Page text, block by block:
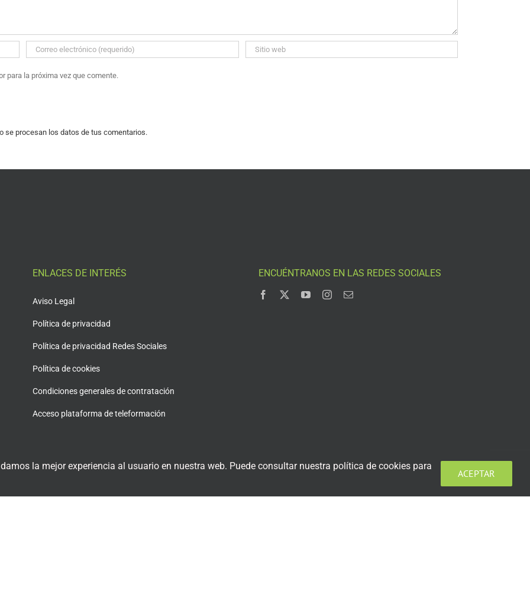
para la próxima vez que comente.
se procesan los datos de tus comentarios.
ENLACES DE INTERÉS
Aviso Legal
Política de privacidad
Política de privacidad Redes Sociales
Política de cookies
Condiciones generales de contratación
Acceso plataforma de teleformación
ENCUÉNTRANOS EN LAS REDES SOCIALES
la mejor experiencia al usuario en nuestra web. Puede consultar nuestra política de cookies para
ACEPTAR